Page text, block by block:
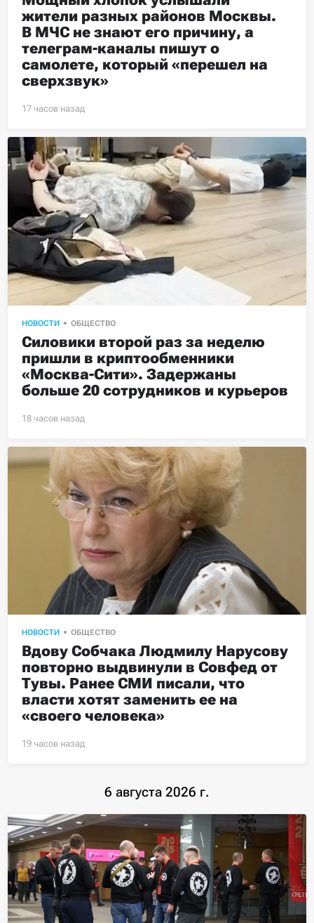
жители разных районов Москвы.
В МЧС не знают его причину, а
телеграм-каналы пишут о
самолете, который «перешел на
сверхзвук»
НОВОСТИ ОБЩЕСТВО
Силовики второй раз за неделю
пришли в криптообменники
«Москва-Сити». Задержаны
больше 20 сотрудников и курьеров
НОВОСТИ ОБЩЕСТВО
Вдову Собчака Людмилу Нарусову
повторно выдвинули в Совфед от
Тувы. Ранее СМИ писали, что
власти хотят заменить ее на
«своего человека»
6 августа 2026 г.